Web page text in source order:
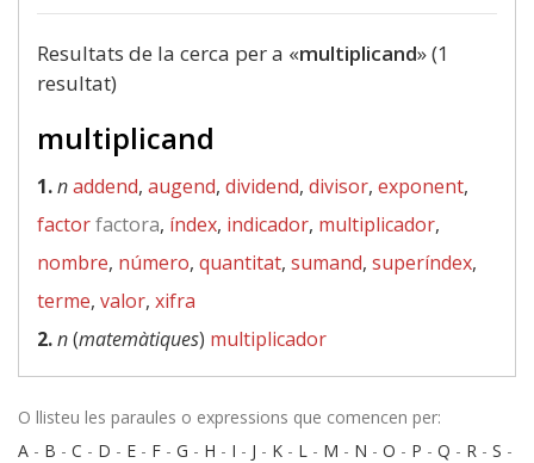
Resultats de la cerca per a «multiplicand» (1
resultat)
multiplicand
1.naddend, augend, dividend, divisor, exponent,
factorfactora, índex, indicador, multiplicador,
nombre, número, quantitat, sumand, superíndex,
terme, valor, xifra
2.n(matemàtiques) multiplicador
O llisteu les paraules o expressions que comencen per:
A - B - C - D - E - F - G - H - I - J - K - L - M - N - O - P - Q - R - S -